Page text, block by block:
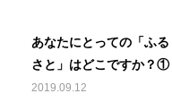
あなたにとっての「ふる
さと」はどこですか？①
2019.09.12